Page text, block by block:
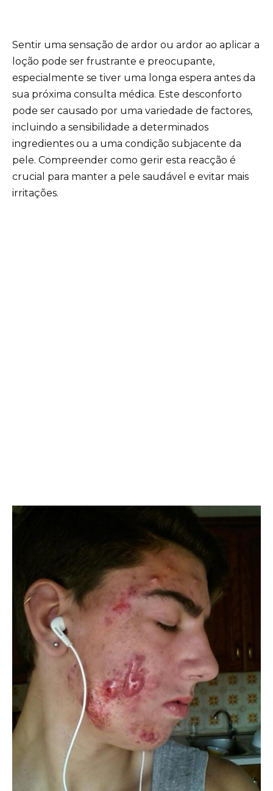
Sentir uma sensação de ardor ou ardor ao aplicar a
loção pode ser frustrante e preocupante,
especialmente se tiver uma longa espera antes da
sua próxima consulta médica. Este desconforto
pode ser causado por uma variedade de factores,
incluindo a sensibilidade a determinados
ingredientes ou a uma condição subjacente da
pele. Compreender como gerir esta reacção é
crucial para manter a pele saudável e evitar mais
irritações.